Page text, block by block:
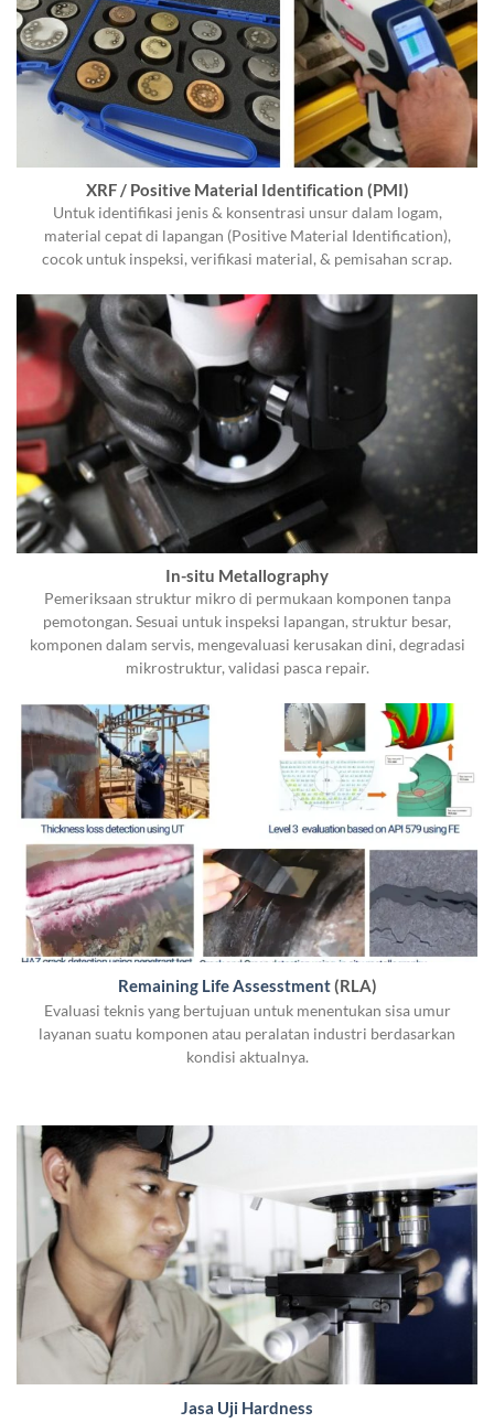
XRF / Positive Material Identification (PMI)
Untuk identifikasi jenis & konsentrasi unsur dalam logam,
material cepat di lapangan (Positive Material Identification),
cocok untuk inspeksi, verifikasi material, & pemisahan scrap.
In-situ Metallography
Pemeriksaan struktur mikro di permukaan komponen tanpa
pemotongan. Sesuai untuk inspeksi lapangan, struktur besar,
komponen dalam servis, mengevaluasi kerusakan dini, degradasi
mikrostruktur, validasi pasca repair.
Remaining Life Assesstment(RLA)
Evaluasi teknis yang bertujuan untuk menentukan sisa umur
layanan suatu komponen atau peralatan industri berdasarkan
kondisi aktualnya.
Jasa Uji Hardness